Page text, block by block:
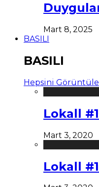
Mart 8, 2025
BASILI
BASILI
Hepsini Görüntüle
Lokall
Mart 3, 2020
Lokall